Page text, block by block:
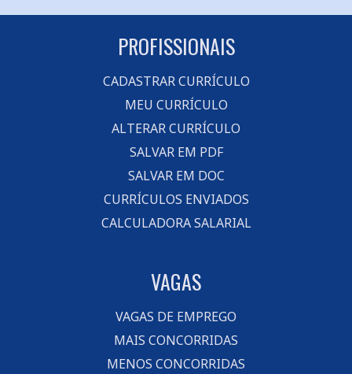
PROFISSIONAIS
CADASTRAR CURRÍCULO
MEU CURRÍCULO
ALTERAR CURRÍCULO
SALVAR EM PDF
SALVAR EM DOC
CURRÍCULOS ENVIADOS
CALCULADORA SALARIAL
VAGAS
VAGAS DE EMPREGO
MAIS CONCORRIDAS
MENOS CONCORRIDAS